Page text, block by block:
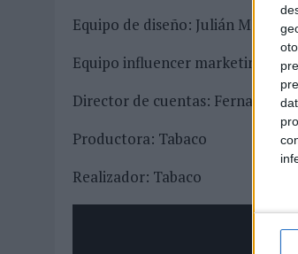
Equipo de diseño: Julián
Equipo influencer marketing:
Director de cuentas: Fernando
Productora: Tabaco
Realizador: Tabaco